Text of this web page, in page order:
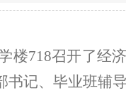
楼718召开了经
书记、毕业班辅